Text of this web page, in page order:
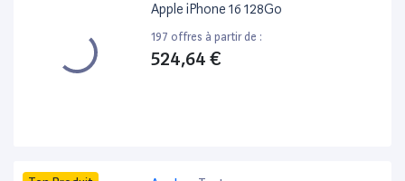
Apple iPhone 16 128Go
197 offres à partir de :
524,64 €